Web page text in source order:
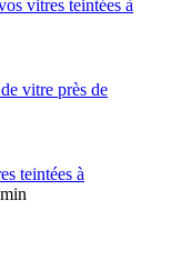
vitres teintées à
vitre près de
teintées à